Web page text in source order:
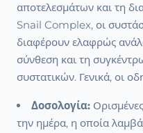
αποτελεσμάτων και τη
Snail Complex, οι
διαφέρουν ελαφρώς
σύνθεση και τη
συστατικών. Γενικά, οι
Δοσολογία:
την ημέρα, η οποία